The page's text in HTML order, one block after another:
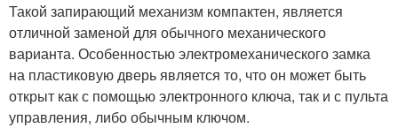
Такой запирающий механизм компактен, является
отличной заменой для обычного механического
варианта. Особенностью электромеханического замка
на пластиковую дверь является то, что он может быть
открыт как с помощью электронного ключа, так и с пульта
управления, либо обычным ключом.